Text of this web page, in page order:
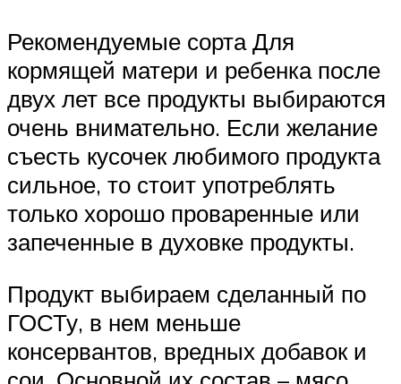
Рекомендуемые сорта Для
кормящей матери и ребенка после
двух лет все продукты выбираются
очень внимательно. Если желание
съесть кусочек любимого продукта
сильное, то стоит употреблять
только хорошо проваренные или
запеченные в духовке продукты.
Продукт выбираем сделанный по
ГОСТу, в нем меньше
консервантов, вредных добавок и